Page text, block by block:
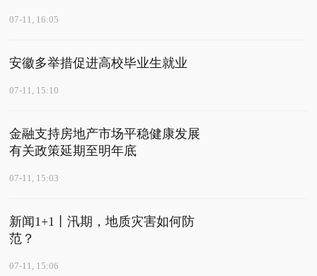
07-11, 16:05
安徽多举措促进高校毕业生就业
07-11, 15:10
金融支持房地产市场平稳健康发展
有关政策延期至明年底
07-11, 15:03
新闻1+1丨汛期，地质灾害如何防
范？
07-11, 15:06